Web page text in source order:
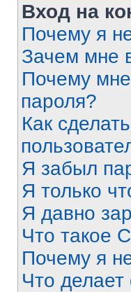
Вход на
Почему я
Зачем мне
Почему
пароля?
Как
Я забыл
Я только
Я давно
Что такое
Почему я
Что